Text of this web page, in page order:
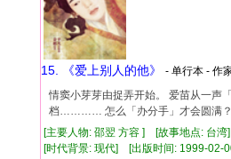
15. 《爱上别人的他》 - 单行本 - 作
情窦小芽芽由捉弄开始。 爱苗从一
档………… 怎么「办分手」才会圆满
[主要人物: 邵翌 方容 ] [故事地点: 台
[时代背景: 现代] [出版时间: 1999-